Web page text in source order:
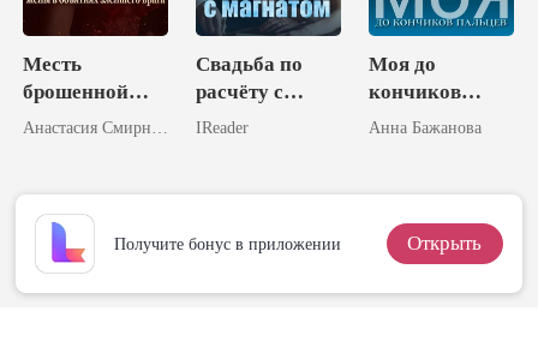
Месть
брошенной
жены в
врага
Свадьба по
расчёту с
магнатом
IReader
Моя до
кончиков
пальцев
Анна Бажанова
Получите бонус в приложении Открыть